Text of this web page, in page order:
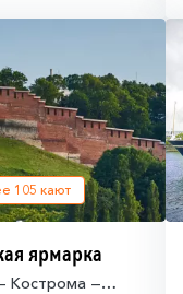
105 кают
ярмарка
Кострома —